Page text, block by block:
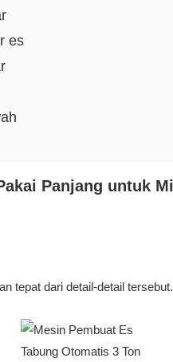
es
tepat dari detail-detail tersebut.